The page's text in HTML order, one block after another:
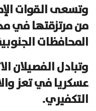
وتسعى القوات
من مرتزقتها في
المحافظات
وتبادل الفصيلان
عسكريا في تعز
التكفيري.